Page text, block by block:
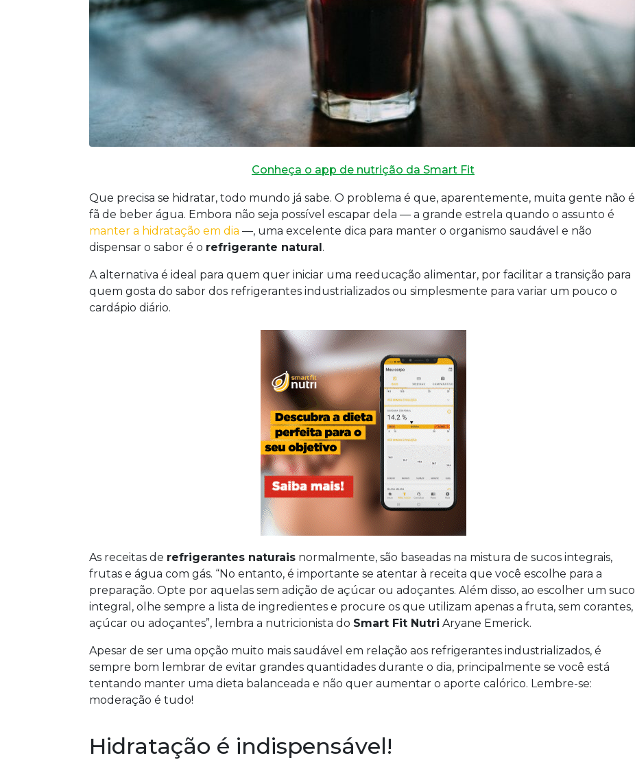
Conheça o app de nutrição da Smart Fit
Que precisa se hidratar, todo mundo já sabe. O problema é que, aparentemente, muita gente não é
fã de beber água. Embora não seja possível escapar dela — a grande estrela quando o assunto é
manter a hidratação em dia —, uma excelente dica para manter o organismo saudável e não
dispensar o sabor é o refrigerante natural.
A alternativa é ideal para quem quer iniciar uma reeducação alimentar, por facilitar a transição para
quem gosta do sabor dos refrigerantes industrializados ou simplesmente para variar um pouco o
cardápio diário.
As receitas de refrigerantes naturaisnormalmente, são baseadas na mistura de sucos integrais,
frutas e água com gás. “No entanto, é importante se atentar à receita que você escolhe para a
preparação. Opte por aquelas sem adição de açúcar ou adoçantes. Além disso, ao escolher um suco
integral, olhe sempre a lista de ingredientes e procure os que utilizam apenas a fruta, sem corantes,
açúcar ou adoçantes”, lembra a nutricionista do Smart Fit Nutri Aryane Emerick.
Apesar de ser uma opção muito mais saudável em relação aos refrigerantes industrializados, é
sempre bom lembrar de evitar grandes quantidades durante o dia, principalmente se você está
tentando manter uma dieta balanceada e não quer aumentar o aporte calórico. Lembre-se:
moderação é tudo!
Hidratação é indispensável!